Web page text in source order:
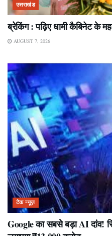
उत्तराखंड
ब्रेकिंग : पढ़िए धामी कैबिनेट के
AUGUST 7, 2026
टेक न्यूज़
Google का सबसे बड़ा AI दांव!